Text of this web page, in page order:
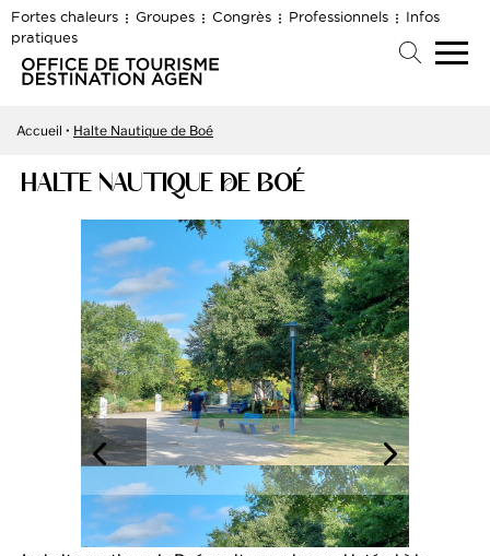
Fortes chaleurs Groupes Congrès Professionnels
Infos
pratiques
Accueil Halte Nautique de Boé
HALTE NAUTIQUE DE BOÉ